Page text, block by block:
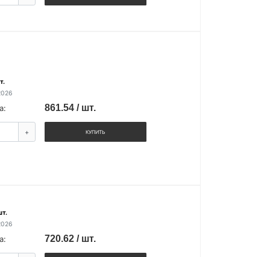
861.54 / шт.
+ КУПИТЬ
720.62 / шт.